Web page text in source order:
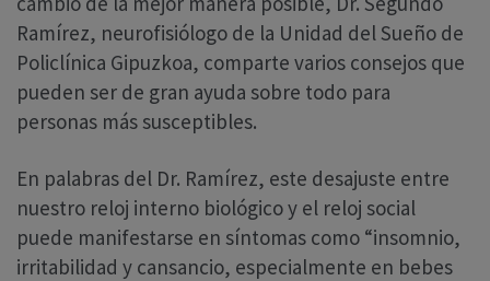
Ramírez, neurofisiólogo de la Unidad del Sueño de
Policlínica Gipuzkoa, comparte varios consejos que
pueden ser de gran ayuda sobre todo para
personas más susceptibles.
En palabras del Dr. Ramírez, este desajuste entre
nuestro reloj interno biológico y el reloj social
puede manifestarse en síntomas como “insomnio,
irritabilidad y cansancio, especialmente en bebes